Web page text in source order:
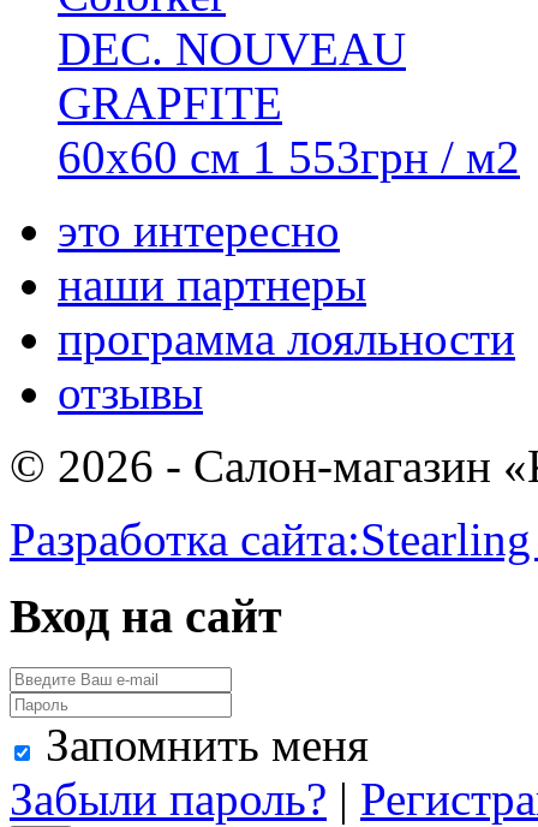
DEC. NOUVEAU
GRAPFITE
60x60 см 1 553грн / м2
это интересно
наши партнеры
программа лояльности
отзывы
© 2026 - Салон-магазин
Разработка сайта:
Вход на сайт
Запомнить меня
Забыли пароль? |